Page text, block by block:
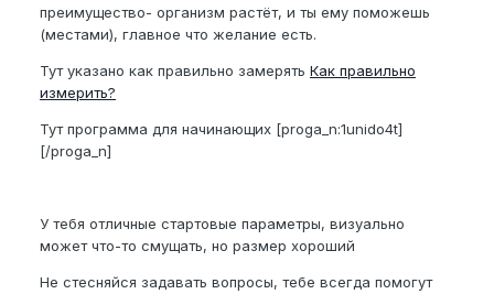
преимущество- организм растёт, и ты ему поможешь
(местами), главное что желание есть.
Тут указано как правильно замерять Как правильно
измерить?
Тут программа для начинающих [proga_n:1unido4t]
[/proga_n]
У тебя отличные стартовые параметры, визуально
может что-то смущать, но размер хороший
Не стесняйся задавать вопросы, тебе всегда помогут